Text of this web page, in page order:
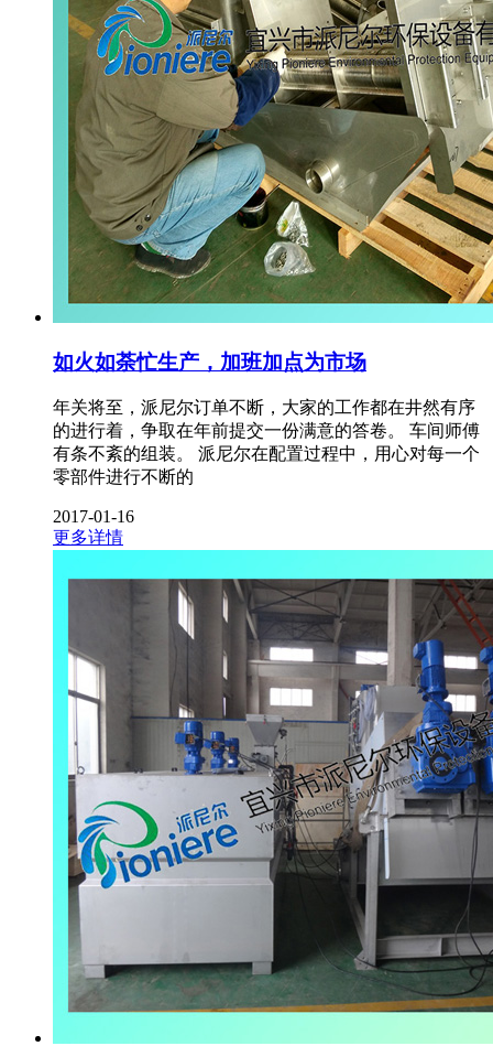
如火如荼忙生产，加班加点为市场
年关将至，派尼尔订单不断，大家的工作都在井然有序
的进行着，争取在年前提交一份满意的答卷。 车间师傅
有条不紊的组装。 派尼尔在配置过程中，用心对每一个
零部件进行不断的
2017-01-16
更多详情